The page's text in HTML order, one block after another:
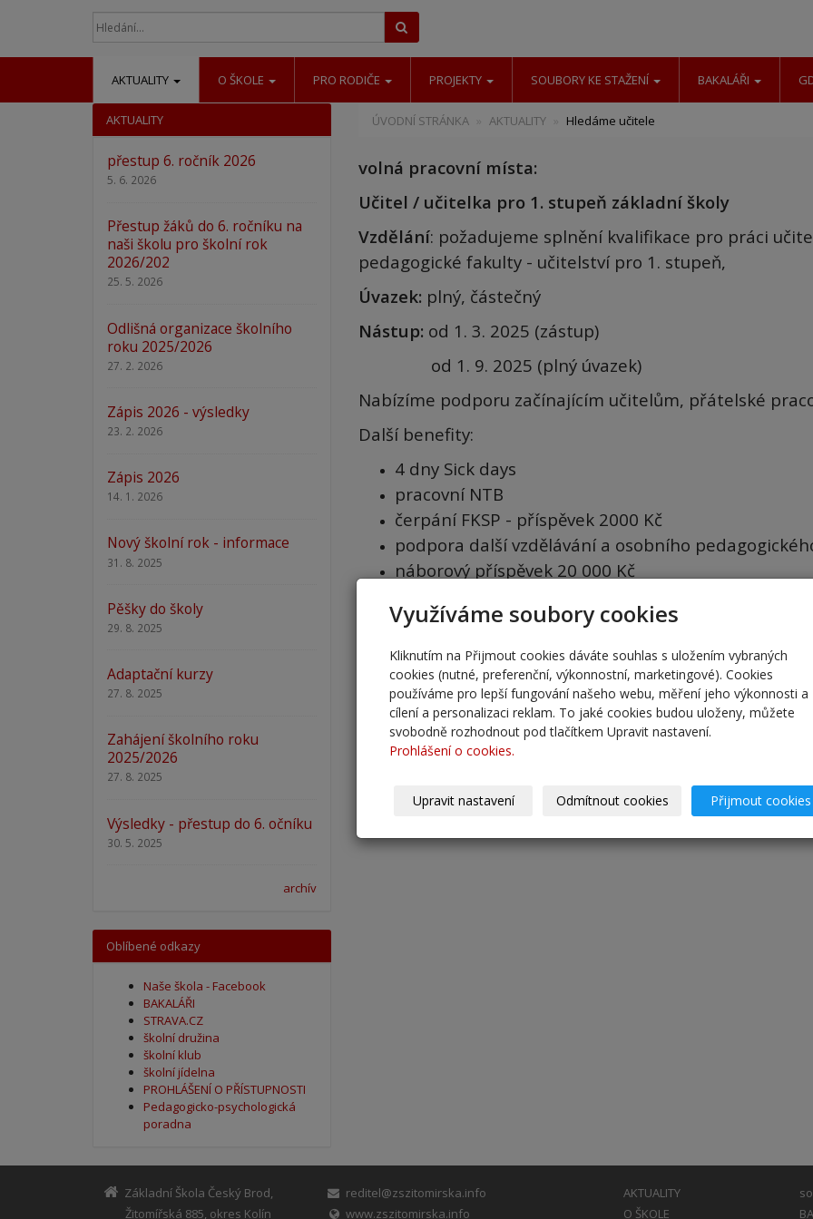
AKTUALITY O ŠKOLE PRO RODIČE PROJEKTY SOUBORY KE STAŽENÍ BAKALÁŘI
ÚVODNÍ STRÁNKA AKTUALITY Hledáme učitele
volná pracovní místa:
Učitel / učitelka pro 1. stupeň základní školy
Vzdělání: požadujeme splnění kvalifikace pro práci
pedagogické fakulty - učitelství pro 1. stupeň,
Úvazek: plný, částečný
Nástup: od 1. 3. 2025 (zástup)
od 1. 9. 2025 (plný úvazek)
Nabízíme podporu začínajícím učitelům, přátelské
Další benefity:
4 dny Sick days
pracovní NTB
čerpání FKSP - příspěvek 2000 Kč
podpora další vzdělávání a osobního
náborový příspěvek 20 000 Kč
Životopis zasílejte na email:
AKTUALITY
přestup 6. ročník 2026
5. 6. 2026
Přestup žáků do 6. ročníku na
naši školu pro školní rok
2026/202
25. 5. 2026
Odlišná organizace školního
roku 2025/2026
27. 2. 2026
Zápis 2026 - výsledky
23. 2. 2026
Zápis 2026
14. 1. 2026
Nový školní rok - informace
31. 8. 2025
Pěšky do školy
29. 8. 2025
Adaptační kurzy
27. 8. 2025
Zahájení školního roku
2025/2026
27. 8. 2025
Výsledky - přestup do 6. očníku
30. 5. 2025
archív
Oblíbené odkazy
Naše škola - Facebook
BAKALÁŘI
STRAVA.CZ
školní družina
školní klub
školní jídelna
PROHLÁŠENÍ O PŘÍSTUPNOSTI
Pedagogicko-psychologická
poradna
Základní Škola Český Brod,
Žitomířská 885, okres Kolín
reditel@zszitomirska.info
www.zszitomirska.info
AKTUALITY
O ŠKOLE
Využíváme soubory cookies
Kliknutím na Přijmout cookies dáváte souhlas s uložením vybraných
cookies (nutné, preferenční, výkonnostní, marketingové). Cookies
používáme pro lepší fungování našeho webu, měření jeho výkonnosti a
cílení a personalizaci reklam. To jaké cookies budou uloženy, můžete
svobodně rozhodnout pod tlačítkem Upravit nastavení.
Prohlášení o cookies.
Upravit nastavení Odmítnout cookies Přijmout cookies